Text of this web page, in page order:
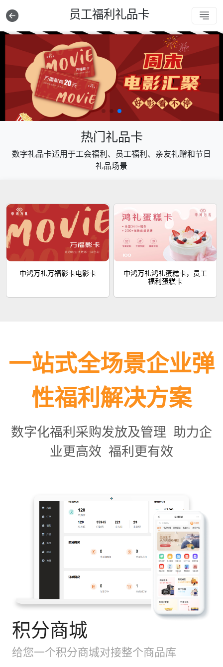
员工福利礼品卡
热门礼品卡
数字礼品卡适用于工会福利、员工福利、亲友礼赠和节日
礼品场景
中鸿万礼万福影卡电影卡
中鸿万礼鸿礼蛋糕卡，员工
福利蛋糕卡
一站式全场景企业弹
性福利解决方案
数字化福利采购发放及管理 助力企
业更高效 福利更有效
积分商城
给您一个积分商城对接整个商品库